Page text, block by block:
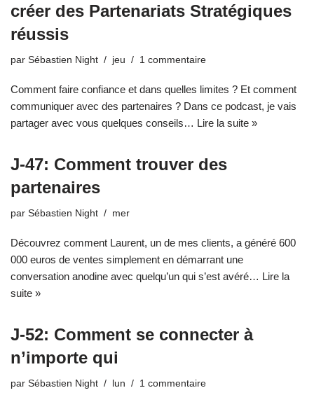
créer des Partenariats Stratégiques
réussis
par Sébastien Night jeu 1 commentaire
Comment faire confiance et dans quelles limites ? Et comment
communiquer avec des partenaires ? Dans ce podcast, je vais
partager avec vous quelques conseils… Lire la suite »
J-47: Comment trouver des
partenaires
par Sébastien Night mer
Découvrez comment Laurent, un de mes clients, a généré 600
000 euros de ventes simplement en démarrant une
conversation anodine avec quelqu’un qui s’est avéré… Lire la
suite »
J-52: Comment se connecter à
n’importe qui
par Sébastien Night lun 1 commentaire